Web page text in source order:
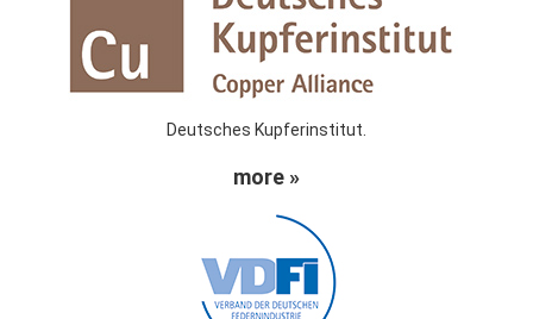
Deutsches Kupferinstitut.
more »